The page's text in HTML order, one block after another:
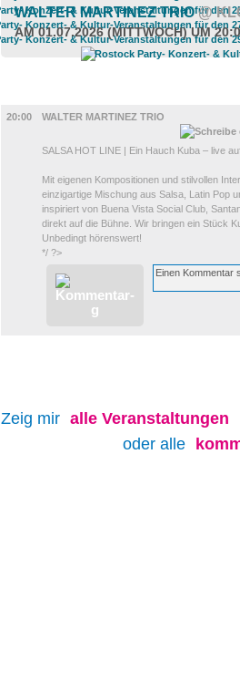
WALTER MARTINEZ TRIO@
AM 01.07.2026 (MITTWOCH) UM
20:00
WALTER MARTINEZ TRIO
SALSA HOT LINE | Ein Hauch Kuba – live
Mit eigenen Kompositionen und stilvollen
einzigartige Mischung aus Salsa, Latin Pop
inspiriert von Buena Vista Social Club,
direkt auf die Bühne. Wir bringen ein Stück
Unbedingt hörenswert!
*/ ?>
Zeig mir alle Veranstaltungen
oder alle